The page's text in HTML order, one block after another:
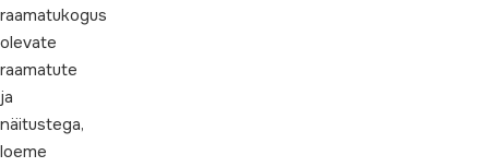
raamatukogus
olevate
raamatute
ja
näitustega,
loeme